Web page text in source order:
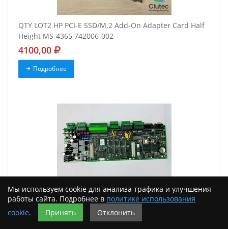
QTY LOT2 HP PCI-E SSD/M.2 Add-On Adapter Card Half
Height MS-4365 742006-002
4100,00
Подробнее
Nexwatch 92410250020 6200016 Star 1 Controller Board
Nexsentry 4100 SMT BD
32100,00
Мы используем cookie для анализа трафика и улучшения
работы сайта. Подробнее в политике использования
cookie. Принять Отклонить